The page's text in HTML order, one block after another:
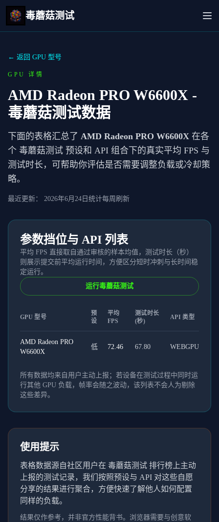
毒蘑菇测试
← 返回 GPU 型号
GPU 详情
AMD Radeon PRO W6600X -
毒蘑菇测试数据
下面的表格汇总了 AMD Radeon PRO W6600X 在各
个 毒蘑菇测试 预设和 API 组合下的真实平均 FPS 与
测试时长，可帮助你评估是否需要调整负载或冷却策
略。
最近更新： 2026年6月24日 统计每周刷新
参数挡位与 API 列表
平均 FPS 直接取自通过审核的样本均值，测试时长（秒）
则展示提交前平均运行时间，方便区分短时冲刺与长时间稳
定运行。
运行毒蘑菇测试
GPU 型号
预
设
平均
FPS
测试时长
(秒)
API 类型
AMD Radeon PRO
W6600X
低 72.46 67.80 WEBGPU
所有数据均来自用户主动上报；若设备在测试过程中同时运
行其他 GPU 负载，帧率会随之波动，该列表不会人为剔除
这些差异。
使用提示
表格数据源自社区用户在 毒蘑菇测试 排行榜上主动
上报的测试记录，我们按照预设与 API 对这些自愿
分享的结果进行聚合，方便快速了解他人如何配置
同样的负载。
结果仅作参考，并非官方性能背书。浏览器需要与创意软